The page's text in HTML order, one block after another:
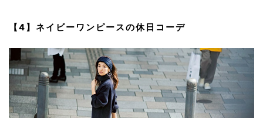
【4】ネイビーワンピースの休日コーデ